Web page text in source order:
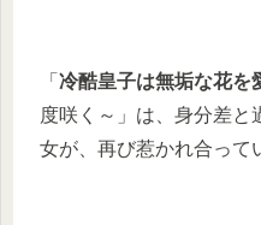
「 冷酷皇子は無垢な花を
度咲く～」は、身分差と
女が、再び惹かれ合って